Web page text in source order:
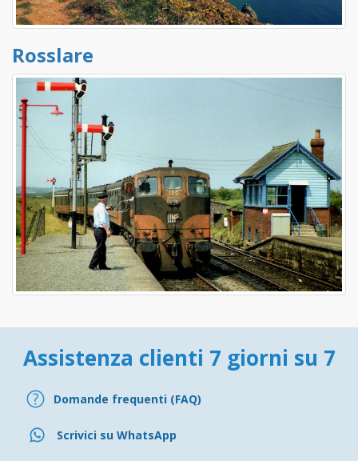
Rosslare
Assistenza clienti 7 giorni su 7
Domande frequenti (FAQ)
Scrivici su WhatsApp